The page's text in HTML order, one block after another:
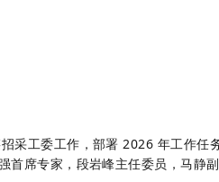
采工委工作，部署 2026 年工作任
首席专家，段岩峰主任委员，马